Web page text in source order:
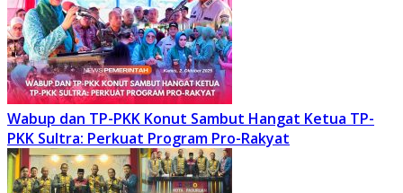
Wabup dan TP-PKK Konut Sambut Hangat Ketua TP-
PKK Sultra: Perkuat Program Pro-Rakyat